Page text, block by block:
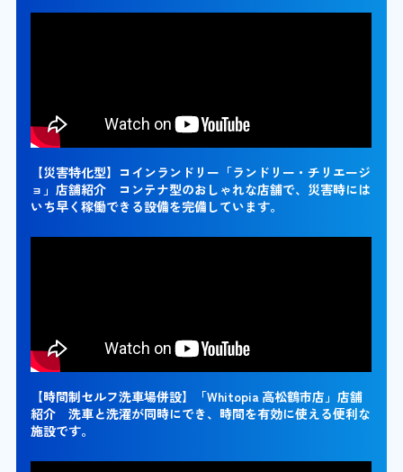
【災害特化型】コインランドリー「ランドリー・チリエージ
ョ」店舗紹介 コンテナ型のおしゃれな店舗で、災害時には
いち早く稼働できる設備を完備しています。
【時間制セルフ洗車場併設】「Whitopia 高松鶴市店」店舗
紹介 洗車と洗濯が同時にでき、時間を有効に使える便利な
施設です。